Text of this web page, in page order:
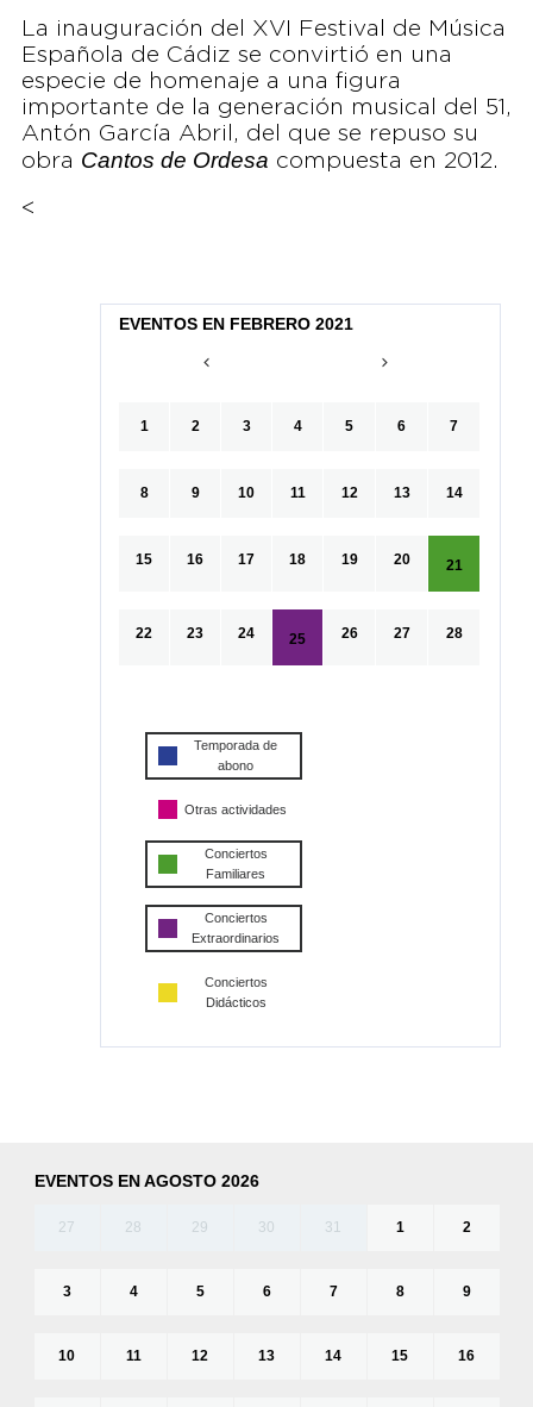
La inauguración del XVI Festival de Música
Española de Cádiz se convirtió en una
especie de homenaje a una figura
importante de la generación musical del 51,
Antón García Abril, del que se repuso su
obra Cantos de Ordesa compuesta en 2012.
<
EVENTOS EN FEBRERO 2021
1 2 3 4 5 6 7
8 9 10 11 12 13 14
15 16 17 18 19 20 21
22 23 24 25 26 27 28
Temporada de
abono
Otras actividades
Conciertos
Familiares
Conciertos
Extraordinarios
Conciertos
Didácticos
EVENTOS EN AGOSTO 2026
27 28 29 30 31 1 2
3 4 5 6 7 8 9
10 11 12 13 14 15 16